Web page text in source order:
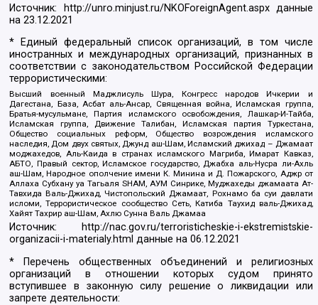
Источник: http://unro.minjust.ru/NKOForeignAgent.aspxданные
на23.12.2021
* Единый федеральный список организаций, в том числе
иностранных и международных организаций, признанных в
соответствии с законодательством Российской Федерации
террористическими:
Высший военный Маджлисуль Шура, Конгресс народов Ичкерии и
Дагестана, База, Асбат аль-Ансар, Священная война, Исламская группа,
Братья-мусульмане, Партия исламского освобождения, Лашкар-И-Тайба,
Исламская группа, Движение Талибан, Исламская партия Туркестана,
Общество социальных реформ, Общество возрождения исламского
наследия, Дом двух святых, Джунд аш-Шам, Исламский джихад – Джамаат
моджахедов, Аль-Каида в странах исламского Магриба, Имарат Кавказ,
АБТО, Правый сектор, Исламское государство, Джабха аль-Нусра ли-Ахль
аш-Шам, Народное ополчение имени К. Минина и Д. Пожарского, Аджр от
Аллаха Субхану уа Тагьаля SHAM, АУМ Синрике, Муджахеды джамаата Ат-
Тавхида Валь-Джихад, Чистопольский Джамаат, Рохнамо ба суи давлати
исломи, Террористическое сообщество Сеть, Катиба Таухид валь-Джихад,
Хайят Тахрир аш-Шам, Ахлю Сунна Валь Джамаа
Источник:
http://nac.gov.ru/terroristicheskie-i-ekstremistskie-
organizacii-i-materialy.html данные на06.12.2021
* Перечень общественных объединений и религиозных
организаций в отношении которых судом принято
вступившее в законную силу решение о ликвидации или
запрете деятельности: